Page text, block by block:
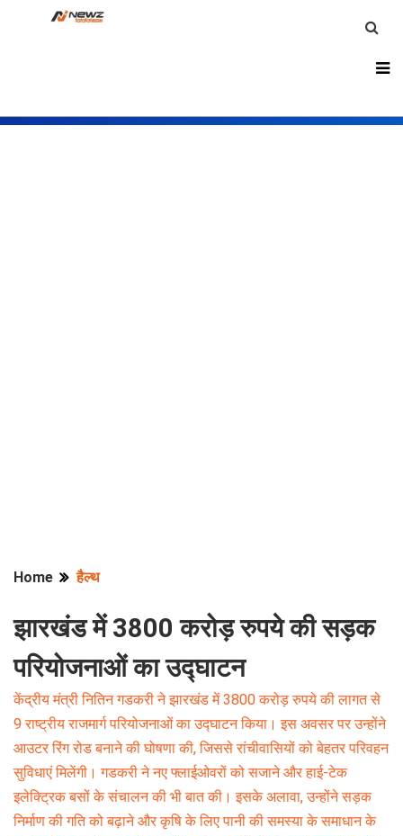
Home हैल्थ
झारखंड में 3800 करोड़ रुपये की सड़क
परियोजनाओं का उद्घाटन
केंद्रीय मंत्री नितिन गडकरी ने झारखंड में 3800 करोड़ रुपये की लागत से
9 राष्ट्रीय राजमार्ग परियोजनाओं का उद्घाटन किया। इस अवसर पर उन्होंने
आउटर रिंग रोड बनाने की घोषणा की, जिससे रांचीवासियों को बेहतर परिवहन
सुविधाएं मिलेंगी। गडकरी ने नए फ्लाईओवरों को सजाने और हाई-टेक
इलेक्ट्रिक बसों के संचालन की भी बात की। इसके अलावा, उन्होंने सड़क
निर्माण की गति को बढ़ाने और कृषि के लिए पानी की समस्या के समाधान के